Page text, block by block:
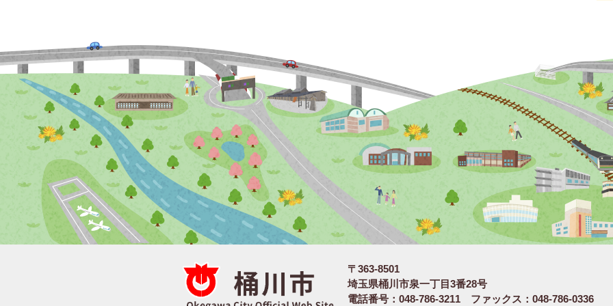
〒363-8501
埼玉県桶川市泉一丁目3番28号
電話番号：048-786-3211 ファックス：048-786-0336